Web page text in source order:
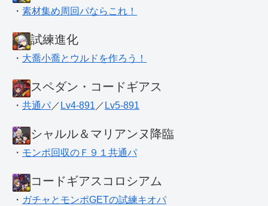
・ 素材集め周回パならこれ！
試練進化
・ 大喬小喬とウルドを作ろう！
スペダン・コードギアス
・ 共通パ ／ Lv4-891 ／ Lv5-891
シャルル＆マリアンヌ降臨
・ モンポ回収のＦ９１共通パ
コードギアスコロシアム
・ ガチャとモンポGETの試練キオパ